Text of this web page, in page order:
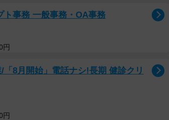
教えることはできないけど、体験、体感をさ
と力説する。
ト事務 一般事務・OA事務
円
「8月開始」電話ナシ!長期 健診クリ
円